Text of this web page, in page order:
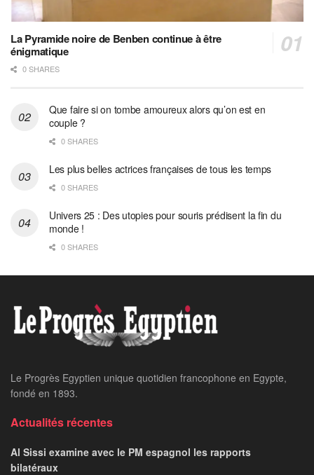
La Pyramide noire de Benben continue à être
énigmatique
0 SHARES
Que faire si on tombe amoureux alors qu’on est en
couple ?
0 SHARES
Les plus belles actrices françaises de tous les temps
0 SHARES
Univers 25 : Des utopies pour souris prédisent la fin du
monde !
0 SHARES
Le Progrès Egyptien unique quotidien francophone en Egypte,
fondé en 1893.
Actualités récentes
Al Sissi examine avec le PM espagnol les rapports
bilatéraux